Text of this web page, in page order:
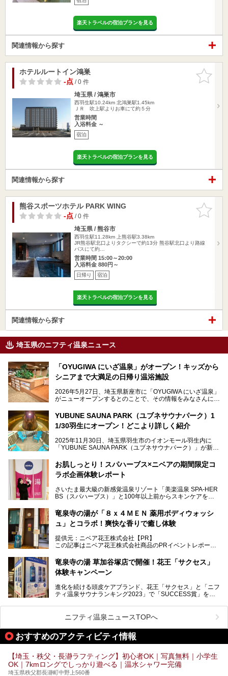
楽天トラベルの宿泊プランを見る
関連情報から探す
お気に入
りに追加
ホテルルートイン鴻巣
-点/ 0 件
埼玉県 / 鴻巣市
西羽生駅10.24km 北鴻巣駅1.45km
ＪＲ 吹上駅よりお車にて約５分
営業時間
入浴料金 ～
宿泊
楽天トラベルの宿泊プランを見る
関連情報から探す
お気に入
りに追加
熊谷スポーツホテル PARK WING
-点/ 0 件
埼玉県 / 熊谷市
西羽生駅11.28km
上熊谷駅3.38km
JR熊谷駅北口よりタクシーで約13分 熊谷駅北口より路線
バスにて約…
営業時間 15:00～20:00
入浴料金 880円～
日帰り 宿泊
楽天トラベルの宿泊プランを見る
関連情報から探す
埼玉県のニフティ温泉ニュース
「OYUGIWA にいざ温泉」がオープン！キッズから
シニアまで大満足の日帰り温浴施設
2026年5月27日、埼玉県新座市に「OYUGIWA にいざ温泉」
がニューオープンするとのことで、その情報をみなさんにい
メインとなる黒湯の天然温泉や本格的なサウナをはじめ、4
種類のリラックスルームやお食事処、他施設とは一線を画す
てきました！
YUBUNE SAUNA PARK（ユブネサウナパーク）1
1/30羽生にオープン！どこより詳しく紹介
2025年11月30日、埼玉県羽生市のイオンモール羽生内に
「YUBUNE SAUNA PARK（ユブネサウナパーク）」が新規
今年の4月1日から楽久屋グループの一員となった「湯舞音
（ユブネ）」が新ブランド「YUBUNE SAUNA PARK」を立
湯舞音らしいサウナにこだわった遊び心満点の"銭湯×屋外サ
ウナ"施設で、男女別のお風呂のほか、水着やサウナ着で楽
ど、ユニークなポイントがいっぱい！
オープン前取材に行ってきましたので、早速どこより詳しく
紹介しちゃいます！
お肌しっとり！スパハーブス×ニベアの期間限定コ
ラボ企画体験レポート
さいたま最大級の新感覚温泉リゾート「美楽温泉 SPA-HER
BS（スパハーブス）」と100年以上前からスキンケアを考
読者モデルやインスタグラマーとして活躍している、美容＆
スパ大好きの畑瀬愛さんと取材してきました。
提供元：ニベア花王株式会社【PR】
この記事はニベア花王株式会社商品のPRイベントレポート
竜泉寺の湯が「８ｘ４ＭＥＮ 薬用ボディウォッシ
ュ」とコラボ！爽快な香りで癒し体験
提供元：ニベア花王株式会社【PR】
この記事はニベア花王株式会社商品のPRイベントレポート
ーーー
注目のボディウォッシュアイテム「８ｘ４ＭＥＮ 薬用ボデ
全国総合2位にランクインした人気温浴施設「竜泉寺の湯 草
加谷塚店」がコラボイベントを期間限定で開催中ということ
気になるその内容をチェックしてきました！
竜泉寺の湯 草加谷塚店で開催！花王「サクセス」
体験キャンペーン
進化を続ける頭皮ケアブランド、花王「サクセス」と「ニフ
ティ温泉サウナランキング2023」で「SUCCESS賞」を獲
ベントを開催。
早速訪問し、気になるその内容を取材してきました！
───
提供元：花王株式会社【PR】
す。
ニフティ温泉ニュースTOPへ
おすすめのアクティビティ情報
【埼玉・秩父・長瀞ラフティング】初心者OK｜写真無料｜小学生
OK｜7kmロングでしっかり遊べる｜温水シャワー完備
埼玉県秩父郡長瀞町中野上560番